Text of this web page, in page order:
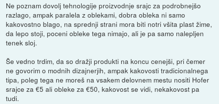
Ne poznam dovolj tehnologije proizvodnje srajc za podrobnejšo
razlago, ampak paralela z oblekami, dobra obleka ni samo
kakovostno blago, na sprednji strani mora biti notri všita plast žime,
da lepo stoji, poceni obleke tega nimajo, ali je pa samo nalepljen
tenek sloj.
Še vedno trdim, da so dražji produkti na koncu cenejši, pri čemer
ne govorim o modnih dizajnerjih, ampak kakovosti tradicionalnega
tipa, poleg tega ne moreš na vsakem delovnem mestu nositi Hofer
srajce za €5 ali obleke za €50, kakovost se vidi, nekakovost pa
tudi.